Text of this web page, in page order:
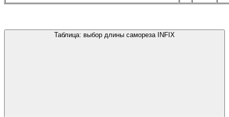
Таблица: выбор длины самореза INFIX